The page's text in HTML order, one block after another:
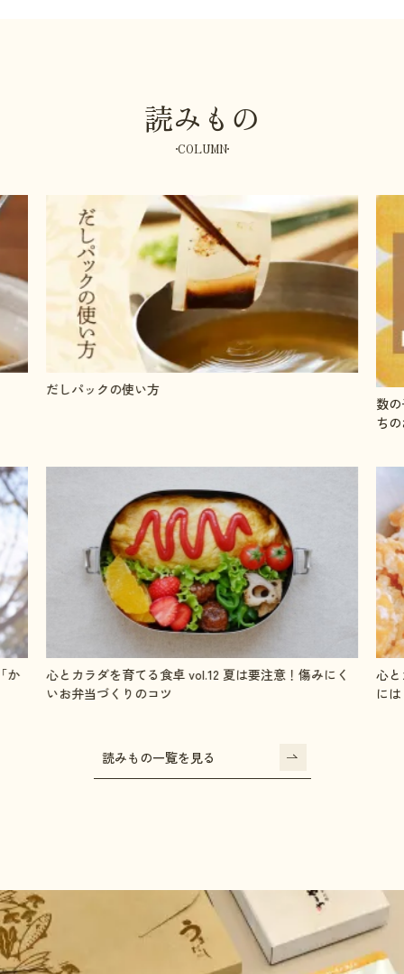
読みもの
COLUMN
「
く
心とカラダを育てる食卓 vol.11 毎日チャージ！成長期
には「鉄」を摂ろう
心
整
読みもの一覧を見る